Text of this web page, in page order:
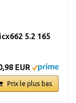
5.2 165
EUR
Prix le plus bas